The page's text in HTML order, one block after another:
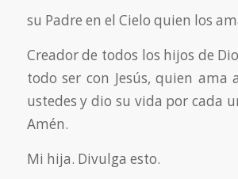
su Padre en el Cielo quien los
Creador de todos los hijos de
todo ser con Jesús, quien ama
ustedes y dio su vida por cada
Amén.
Mi hija. Divulga esto.